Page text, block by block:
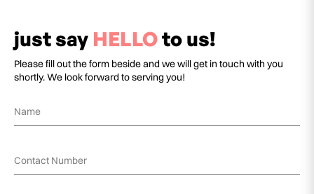
just say HELLOto us!
Please fill out the form beside and we will get in touch with you
shortly. We look forward to serving you!